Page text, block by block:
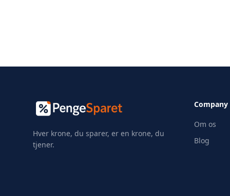
Hver krone, du sparer, er en krone, du
tjener.
Company
Om os
Blog